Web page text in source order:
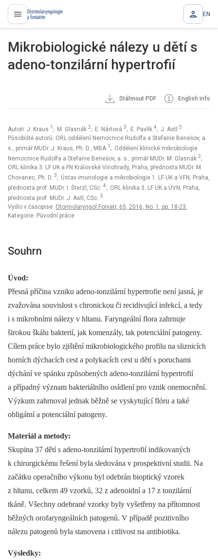
proLékaře.cz EN
Mikrobiologické nálezy u dětí s
adeno-tonzilární hypertrofií
Stáhnout PDF English info
Autoři: J. Kraus 1 ; M. Glasnák 2; E. Nártová 3; E. Pavlík 4; J. Astl 5
Působiště autorů: ORL oddělení Nemocnice Rudolfa a Stefanie Benešov, a.
s., primář MUDr. J. Kraus, Ph. D., MBA 1 ; Oddělení klinické mikrobiologie
Nemocnice Rudolfa a Stefanie Benešov, a. s., primář MUDr. M. Glasnák 2;
ORL klinika 3. LF UK a FN Královské Vinohrady, Praha, přednosta MUDr. M.
Chovanec, Ph. D. 3; Ústav imunologie a mikrobiologie 1. LF UK a VFN, Praha,
přednosta prof. MUDr. I. Šterzl, CSc. 4; ORL klinika 3. LF UK a ÚVN, Praha,
přednosta prof. MUDr. J. Astl, CSc. 5
Vyšlo v časopise: Otorinolaryngol Foniatr, 65, 2016, No. 1, pp. 18-23.
Kategorie: Původní práce
Souhrn
Úvod:
Přesná příčina vzniku adeno-tonzilární hypertrofie není jasná, je
zvažována souvislost s chronickou či recidivující infekcí, a tedy
i s mikrobními nálezy v hltanu. Faryngeální flora zahrnuje
širokou škálu bakterií, jak komenzály, tak potenciální patogeny.
Cílem práce bylo zjištění mikrobiologického profilu na sliznicích
horních dýchacích cest a polykacích cest u dětí s poruchami
dýchání ve spánku způsobených adeno-tonzilární hypertrofií
a případný význam bakteriálního osídlení pro vznik onemocnění.
Výzkum zahrnoval jednak běžně se vyskytující flóru a také
obligátní a potenciální patogeny.
Materiál a metody:
Skupina 37 dětí s adeno-tonzilární hypertrofií indikovaných
k chirurgickému řešení byla sledována v prospektivní studii. Na
začátku operačního výkonu byl odebrán bioptický vzorek
z hltanu, celkem 49 vzorků, 32 z adenoidní a 17 z tonzilární
tkáně. Všechny odebrané vzorky byly vyšetřeny na přítomnost
běžných orofaryngeálních patogenů. V případě pozitivního
nálezu patogenů byla stanovena i citlivost na antibiotika.
Výsledky: